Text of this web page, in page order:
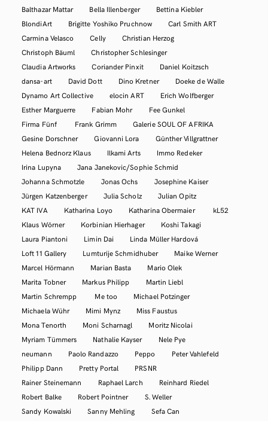
Balthazar Mattar
Bella Illenberger
Bettina Kiebler
BlondiArt
Brigitte Yoshiko Pruchnow
Carl Smith ART
Carmina Velasco
Celly
Christian Herzog
Christoph Bäuml
Christopher Schlesinger
Claudia Artworks
Coriander Pinxit
Daniel Koitzsch
dansa-art
David Dott Dino Kretner
Doeke de Walle
Dynamo Art Collective
elocin ART
Erich Wolfberger
Esther Marguerre
Fabian Mohr
Fee Gunkel
Firma Fünf
Frank Grimm
Galerie SOUL OF AFRIKA
Gesine Dorschner
Giovanni Lora
Günther Villgrattner
Helena Bednorz Klaus
Ilkami Arts
Immo Redeker
Irina Lupyna
Jana Janekovic/Sophie Schmid
Johanna Schmotzle
Jonas Ochs
Josephine Kaiser
Jürgen Katzenberger
Julia Scholz
Julian Opitz
KAT IVA
Katharina Loyo Katharina Obermaier
kL52
Klaus Wörner
Korbinian Hierhager
Koshi Takagi
Laura Piantoni
Limin Dai
Linda Müller Hardová
Loft 11 Gallery
Lumturije Schmidhuber
Maike Werner
Marcel Hörmann
Marian Basta
Mario Olek
Marita Tobner
Markus Philipp
Martin Liebl
Martin Schrempp
Me too
Michael Potzinger
Michaela Wühr
Mimi Mynz
Miss Faustus
Mona Tenorth
Moni Scharnagl
Moritz Nicolai
Myriam Tümmers
Nathalie Kayser
Nele Pye
neumann
Paolo Randazzo Peppo
Peter Vahlefeld
Philipp Dann
Pretty Portal
PRSNR
Rainer Steinemann
Raphael Larch
Reinhard Riedel
Robert Balke
Robert Pointner
S. Weller
Sandy Kowalski
Sanny Mehling
Sefa Can